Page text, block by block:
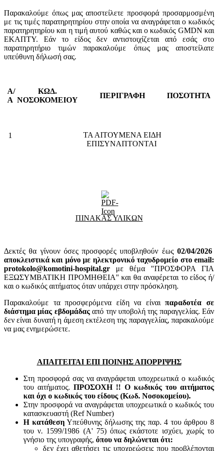
Παρακαλούμε όπως μας αποστείλετε προσφορά προσαρμοσμένη
με τις τιμές παρατηρητηρίου στην οποία να αναγράφεται ο κωδικός
παρατηρητηρίου και η τιμή αυτού καθώς και ο κωδικός GMDN και
ΕΚΑΠΤΥ. Εάν το είδος δεν αντιστοιχίζεται από εσάς στο
παρατηρητήριο τιμών παρακαλούμε όπως μας αποστείλατε
υπεύθυνη δήλωσή σας.
Α/
Α
ΚΩΔ.
ΝΟΣΟΚΟΜΕΙΟΥ
ΠΕΡΙΓΡΑΦΗ ΠΟΣΟΤΗΤΑ
1
ΤΑ ΑΙΤΟΥΜΕΝΑ ΕΙΔΗ
ΕΠΙΣΥΝΑΠΤΟΝΤΑΙ
ΠΙΝΑΚΑΣ ΥΛΙΚΩΝ
Δεκτές θα γίνουν όσες προσφορές υποβληθούν έως 02/04/2026
αποκλειστικά και μόνο με ηλεκτρονικό ταχυδρομείο στο email:
protokolo@komotini-hospital.gr με θέμα "ΠΡΟΣΦΟΡΑ ΓΙΑ
ΕΞΩΣΥΜΒΑΤΙΚΗ ΠΡΟΜΗΘΕΙΑ" και θα αναφέρεται το είδος ή/
και ο κωδικός αιτήματος όταν υπάρχει στην πρόσκληση.
Παρακαλούμε τα προσφερόμενα είδη να είναιπαραδοτέα σε
διάστημα μίας εβδομάδαςαπό την υποβολή της παραγγελίας. Εάν
δεν είναι δυνατή η άμεση εκτέλεση της παραγγελίας, παρακαλούμε
να μας ενημερώσετε.
ΑΠΑΙΤΕΙΤΑΙ ΕΠΙ ΠΟΙΝΗΣ ΑΠΟΡΡΙΨΗΣ
Στη προσφορά σας να αναγράφεται υποχρεωτικά ο κωδικός
του αιτήματος.ΠΡΟΣΟΧΗ !! Ο κωδικός του αιτήματος
και όχι ο κωδικός του είδους (Κωδ. Νοσοκομείου).
Στην προσφορά να αναγράφεται υποχρεωτικά ο κωδικός του
κατασκευαστή (Ref Number)
Η κατάθεσηΥπεύθυνης δήλωσης της παρ. 4 του άρθρου 8
του ν. 1599/1986 (Α' 75) όπως εκάστοτε ισχύει, χωρίς το
γνήσιο της υπογραφής, όπου να δηλώνεται ότι:
δεν έχει αθετήσει τις υποχρεώσεις που προβλέπονται